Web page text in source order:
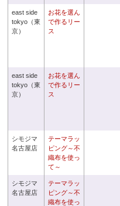
east side
tokyo（東
京）
お花を選ん
で作るリー
ス
east side
tokyo（東
京）
お花を選ん
で作るリー
ス
シモジマ
名古屋店
テーマラッ
ピング～不
織布を使っ
て～
シモジマ
名古屋店
テーマラッ
ピング～不
織布を使っ